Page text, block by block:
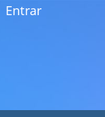
Entrar